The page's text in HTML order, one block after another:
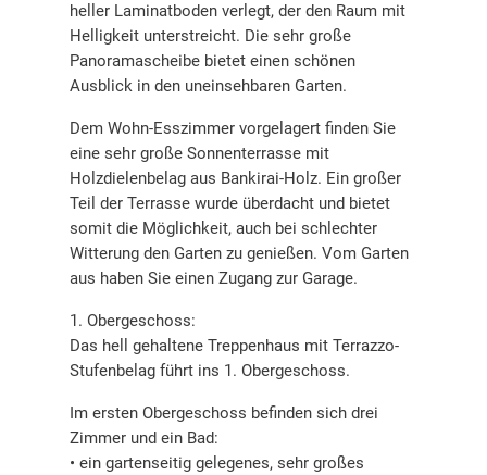
heller Laminatboden verlegt, der den Raum mit
Helligkeit unterstreicht. Die sehr große
Panoramascheibe bietet einen schönen
Ausblick in den uneinsehbaren Garten.
Dem Wohn-Esszimmer vorgelagert finden Sie
eine sehr große Sonnenterrasse mit
Holzdielenbelag aus Bankirai-Holz. Ein großer
Teil der Terrasse wurde überdacht und bietet
somit die Möglichkeit, auch bei schlechter
Witterung den Garten zu genießen. Vom Garten
aus haben Sie einen Zugang zur Garage.
1. Obergeschoss:
Das hell gehaltene Treppenhaus mit Terrazzo-
Stufenbelag führt ins 1. Obergeschoss.
Im ersten Obergeschoss befinden sich drei
Zimmer und ein Bad:
• ein gartenseitig gelegenes, sehr großes